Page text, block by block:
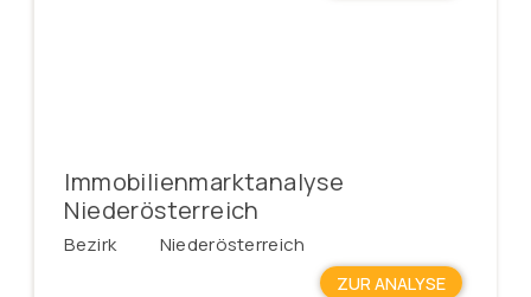
Immobilienmarktanalyse
Niederösterreich
Bezirk Niederösterreich
ZUR ANALYSE